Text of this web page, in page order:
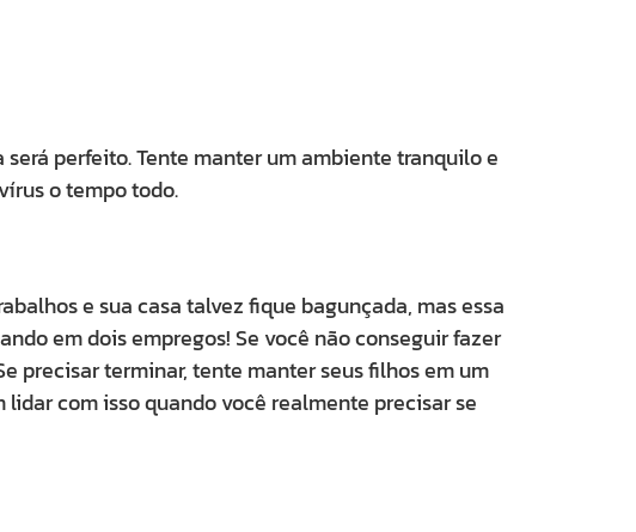
perfeito. Tente manter um ambiente tranquilo e
o tempo todo.
e sua casa talvez fique bagunçada, mas essa
em dois empregos! Se você não conseguir fazer
precisar terminar, tente manter seus filhos em um
com isso quando você realmente precisar se